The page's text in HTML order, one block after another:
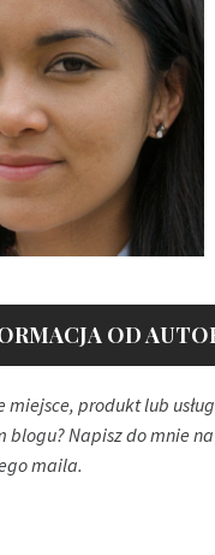
OD
produkt lub
blogu? Napisz do mnie na
maila.